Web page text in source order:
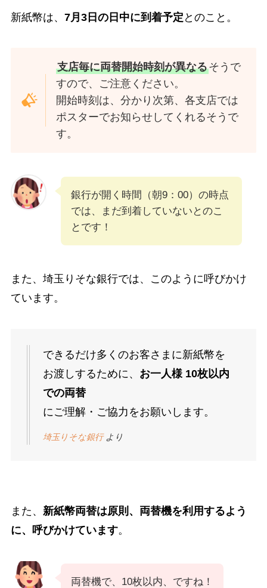
新紙幣は、 7月3日の日中に到着予定 とのこと。
支店毎に両替開始時刻が異なるそうで
すので、ご注意ください。
開始時刻は、分かり次第、各支店では
ポスターでお知らせしてくれるそうで
す。
銀行が開く時間（朝9：00）の時点
では、まだ到着していないとのこ
とです！
また、埼玉りそな銀行では、このように呼びかけ
ています。
できるだけ多くのお客さまに新紙幣を
お渡しするために、 お一人様 10枚以内
での両替
にご理解・ご協力をお願いします。
埼玉りそな銀行より
また、 新紙幣両替は原則、両替機を利用するよう
に、呼びかけています。
両替機で、10枚以内、ですね！